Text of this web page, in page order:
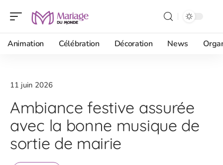
Animation Célébration Décoration News
11 juin 2026
Ambiance festive assurée
avec la bonne musique de
sortie de mairie